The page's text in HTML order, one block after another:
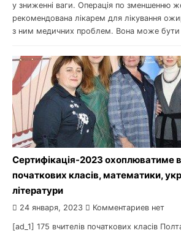
у зниженні ваги. Операція по зменшенню
рекомендована лікарем для лікування
з ним медичних проблем. Вона може бути
Сертифікація-2023 охоплюватиме
початкових класів, математики,
літератури
24 января, 2023 Комментариев нет
[ad_1] 175 вчителів початкових класів